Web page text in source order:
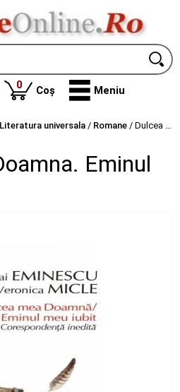
0produse
Coș Meniu
Literatura universala / Romane / Dulcea mea Doamna. Eminul meu iubit
Eminul